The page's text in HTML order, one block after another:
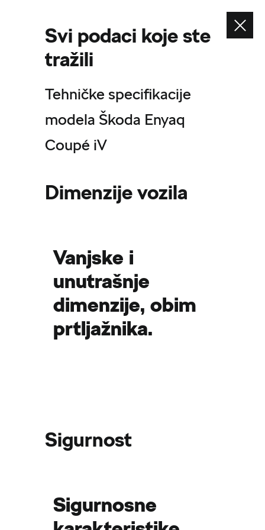
Svi podaci koje ste
tražili
Tehničke specifikacije
modela Škoda Enyaq
Coupé iV
Dimenzije vozila
Vanjske i
unutrašnje
dimenzije, obim
prtljažnika.
Sigurnost
Sigurnosne
Pogledajte također
Informacije o sigurnosti proizvoda
Sistem zaštite uzbunjivača